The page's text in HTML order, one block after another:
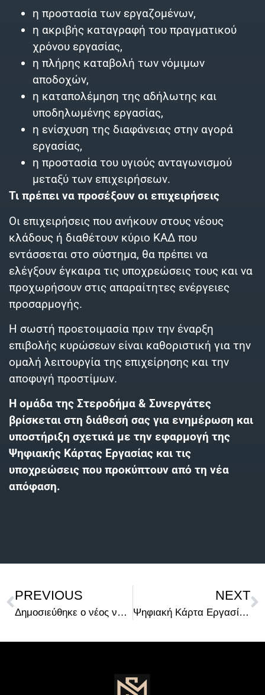
η προστασία των εργαζομένων,
η ακριβής καταγραφή του πραγματικού
χρόνου εργασίας,
η πλήρης καταβολή των νόμιμων
αποδοχών,
η καταπολέμηση της αδήλωτης και
υποδηλωμένης εργασίας,
η ενίσχυση της διαφάνειας στην αγορά
εργασίας,
η προστασία του υγιούς ανταγωνισμού
μεταξύ των επιχειρήσεων.
Τι πρέπει να προσέξουν οι επιχειρήσεις
Οι επιχειρήσεις που ανήκουν στους νέους
κλάδους ή διαθέτουν κύριο ΚΑΔ που
εντάσσεται στο σύστημα, θα πρέπει να
ελέγξουν έγκαιρα τις υποχρεώσεις τους και να
προχωρήσουν στις απαραίτητες ενέργειες
προσαρμογής.
Η σωστή προετοιμασία πριν την έναρξη
επιβολής κυρώσεων είναι καθοριστική για την
ομαλή λειτουργία της επιχείρησης και την
αποφυγή προστίμων.
Η ομάδα της Στεροδήμα & Συνεργάτες
βρίσκεται στη διάθεσή σας για ενημέρωση και
υποστήριξη σχετικά με την εφαρμογή της
Ψηφιακής Κάρτας Εργασίας και τις
υποχρεώσεις που προκύπτουν από τη νέα
απόφαση.
PREVIOUS
Δημοσιεύθηκε ο νέος νόμος 5301/2026 με αλλαγές στα πρόστιμα και σημαντικές φορολογικές διατάξεις
NEXT
Ψηφιακή Κάρτα Εργασίας: Νέα ένταξη επιχειρήσεων βάσει ΚΑΔ από 29 Ιουνίου 2026